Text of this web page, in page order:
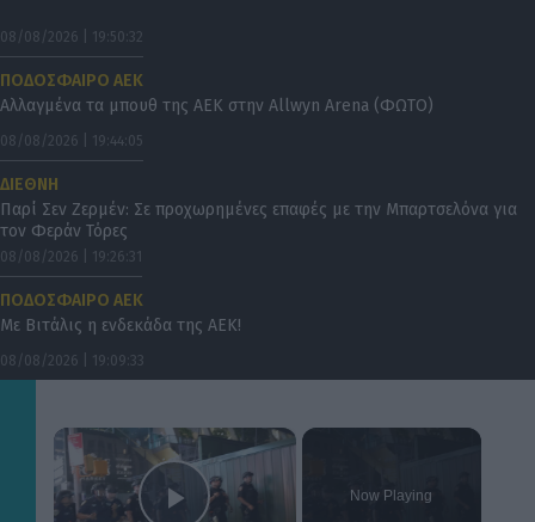
08/08/2026 | 19:50:32
ΠΟΔΟΣΦΑΙΡΟ ΑΕΚ
Αλλαγμένα τα μπουθ της ΑΕΚ στην Allwyn Arena (ΦΩΤΟ)
08/08/2026 | 19:44:05
ΔΙΕΘΝΗ
Παρί Σεν Ζερμέν: Σε προχωρημένες επαφές με την Μπαρτσελόνα για
τον Φεράν Τόρες
08/08/2026 | 19:26:31
ΠΟΔΟΣΦΑΙΡΟ ΑΕΚ
Με Βιτάλις η ενδεκάδα της ΑΕΚ!
08/08/2026 | 19:09:33
×
Now Playing